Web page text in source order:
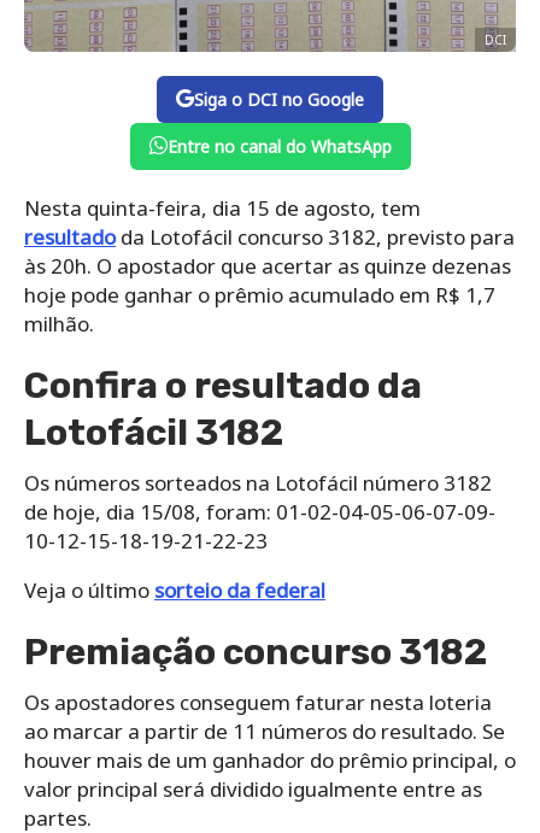
DCI
Siga o DCI no Google
Entre no canal do WhatsApp
Nesta quinta-feira, dia 15 de agosto, tem
resultadoda Lotofácil concurso 3182, previsto para
às 20h. O apostador que acertar as quinze dezenas
hoje pode ganhar o prêmio acumulado em R$ 1,7
milhão.
Confira o resultado da
Lotofácil 3182
Os números sorteados na Lotofácil número 3182
de hoje, dia 15/08, foram: 01-02-04-05-06-07-09-
10-12-15-18-19-21-22-23
Veja o último sorteio da federal
Premiação concurso 3182
Os apostadores conseguem faturar nesta loteria
ao marcar a partir de 11 números do resultado. Se
houver mais de um ganhador do prêmio principal, o
valor principal será dividido igualmente entre as
partes.